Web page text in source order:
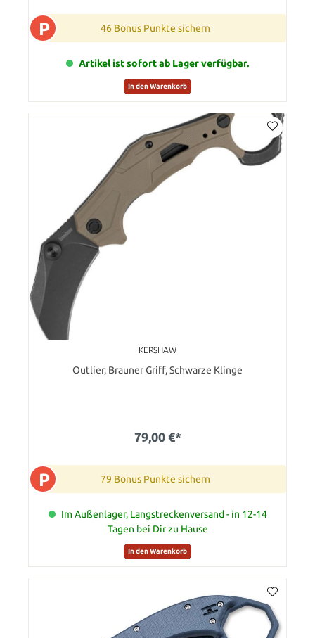
P 46 Bonus Punkte sichern
Artikel ist sofort ab Lager verfügbar.
In den Warenkorb
KERSHAW
Outlier, Brauner Griff, Schwarze Klinge
79,00 €*
P 79 Bonus Punkte sichern
Im Außenlager, Langstreckenversand - in 12-14
Tagen bei Dir zu Hause
In den Warenkorb